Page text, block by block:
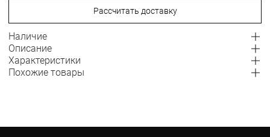
Рассчитать доставку
Наличие
Описание
Характеристики
Похожие товары